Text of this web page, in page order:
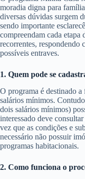
moradia digna para
diversas dúvidas surgem
sendo importante
compreendam cada etapa
recorrentes, respondendo
possíveis entraves.
1. Quem pode se
O programa é destinado a
salários mínimos.
dois salários mínimos)
interessado deve
vez que as condições e
necessário não possuir
programas habitacionais.
2. Como funciona o